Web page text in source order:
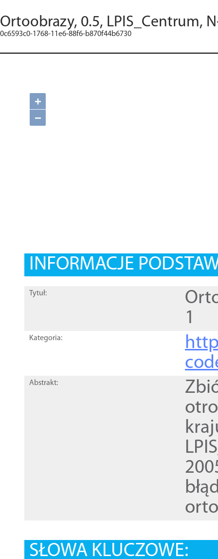
Ortoobrazy, 0.5, LPIS_Centrum,
0c6593c0-1768-11e6-88f6-b870f44b6730
+
−
INFORMACJE
Tytuł:
1
Kategoria:
Abstrakt:
SŁOWA KLUCZOWE: